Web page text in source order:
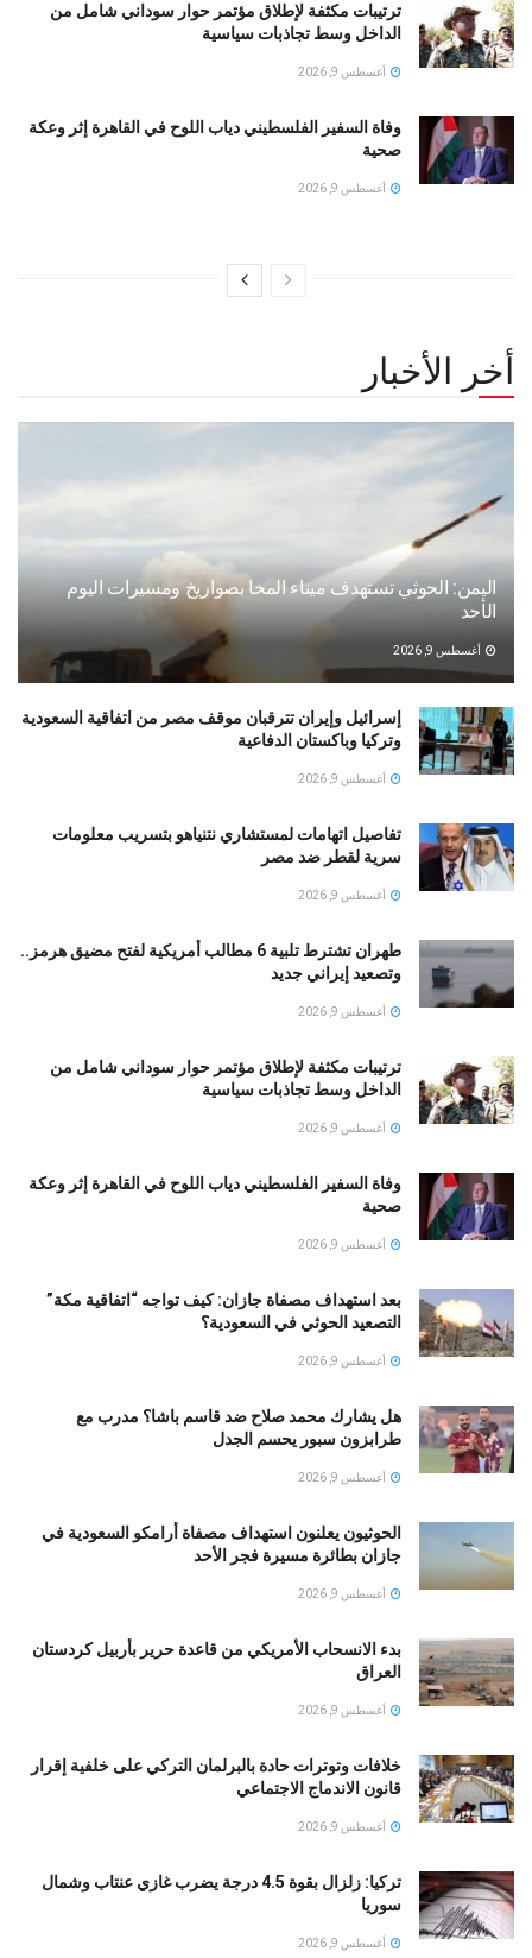
ترتيبات مكثفة لإطلاق مؤتمر حوار سوداني شامل من
الداخل وسط تجاذبات سياسية
أغسطس 9, 2026
وفاة السفير الفلسطيني دياب اللوح في القاهرة إثر وعكة
صحية
أغسطس 9, 2026
أخر الأخبار
اليمن: الحوثي تستهدف ميناء المخا بصواريخ ومسيرات اليوم
الأحد
أغسطس 9, 2026
إسرائيل وإيران تترقبان موقف مصر من اتفاقية السعودية
وتركيا وباكستان الدفاعية
أغسطس 9, 2026
تفاصيل اتهامات لمستشاري نتنياهو بتسريب معلومات
سرية لقطر ضد مصر
أغسطس 9, 2026
طهران تشترط تلبية 6 مطالب أمريكية لفتح مضيق هرمز..
وتصعيد إيراني جديد
أغسطس 9, 2026
ترتيبات مكثفة لإطلاق مؤتمر حوار سوداني شامل من
الداخل وسط تجاذبات سياسية
أغسطس 9, 2026
وفاة السفير الفلسطيني دياب اللوح في القاهرة إثر وعكة
صحية
أغسطس 9, 2026
بعد استهداف مصفاة جازان: كيف تواجه “اتفاقية مكة”
التصعيد الحوثي في السعودية؟
أغسطس 9, 2026
هل يشارك محمد صلاح ضد قاسم باشا؟ مدرب مع
طرابزون سبور يحسم الجدل
أغسطس 9, 2026
الحوثيون يعلنون استهداف مصفاة أرامكو السعودية في
جازان بطائرة مسيرة فجر الأحد
أغسطس 9, 2026
بدء الانسحاب الأمريكي من قاعدة حرير بأربيل كردستان
العراق
أغسطس 9, 2026
خلافات وتوترات حادة بالبرلمان التركي على خلفية إقرار
قانون الاندماج الاجتماعي
أغسطس 9, 2026
تركيا: زلزال بقوة 4.5 درجة يضرب غازي عنتاب وشمال
سوريا
أغسطس 9, 2026